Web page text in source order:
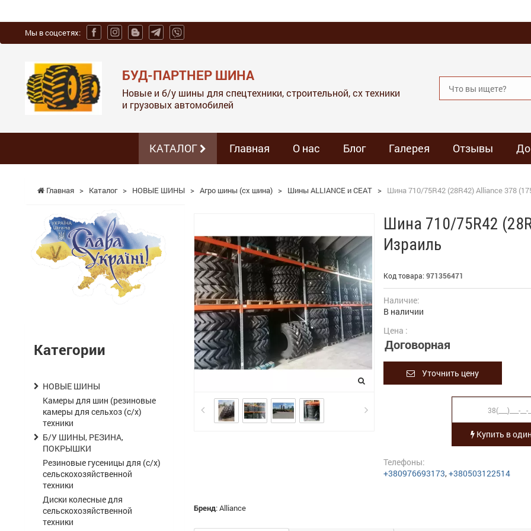
Мы в соцсетях:
БУД-ПАРТНЕР ШИНА
Новые и б/у шины для спецтехники, строительной, сх техники
и грузовых автомобилей
КАТАЛОГ Главная О нас Блог Галерея Отзывы
Главная > Каталог > НОВЫЕ ШИНЫ > Агро шины (сх шина) > Шины ALLIANCE и СЕАТ > Шина 710/75R42 (28R42) Alliance 378
Шина 710/75R42
Израиль
Код товара: 971356471
Наличие:
В наличии
Цена :
Договорная
Уточнить цену
Купить в
Телефоны:
+380976693173,+380503122514
Бренд:Alliance
Категории
НОВЫЕ ШИНЫ
Камеры для шин (резиновые
камеры для сельхоз (с/х)
техники
Б/У ШИНЫ, РЕЗИНА,
ПОКРЫШКИ
Резиновые гусеницы для (с/х)
сельскохозяйственной
техники
Диски колесные для
сельскохозяйственной
техники